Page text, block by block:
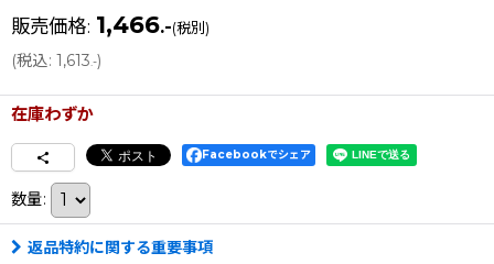
販売価格: 1,466.-(税別)
(税込: 1,613.-)
在庫わずか
Facebookでシェア
数量:
返品特約に関する重要事項